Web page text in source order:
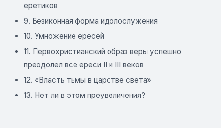
еретиков
9. Безиконная форма идолослужения
10. Умножение ересей
11. Первохристианский образ веры успешно
преодолел все ереси ІІ и ІІІ веков
12. «Власть тьмы в царстве света»
13. Нет ли в этом преувеличения?